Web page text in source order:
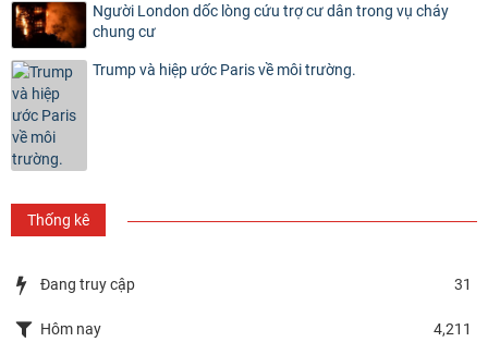
Người London dốc lòng cứu trợ cư dân trong vụ cháy
chung cư
Trump và hiệp ước Paris về môi trường.
Thống kê
Đang truy cập 31
Hôm nay
4,211